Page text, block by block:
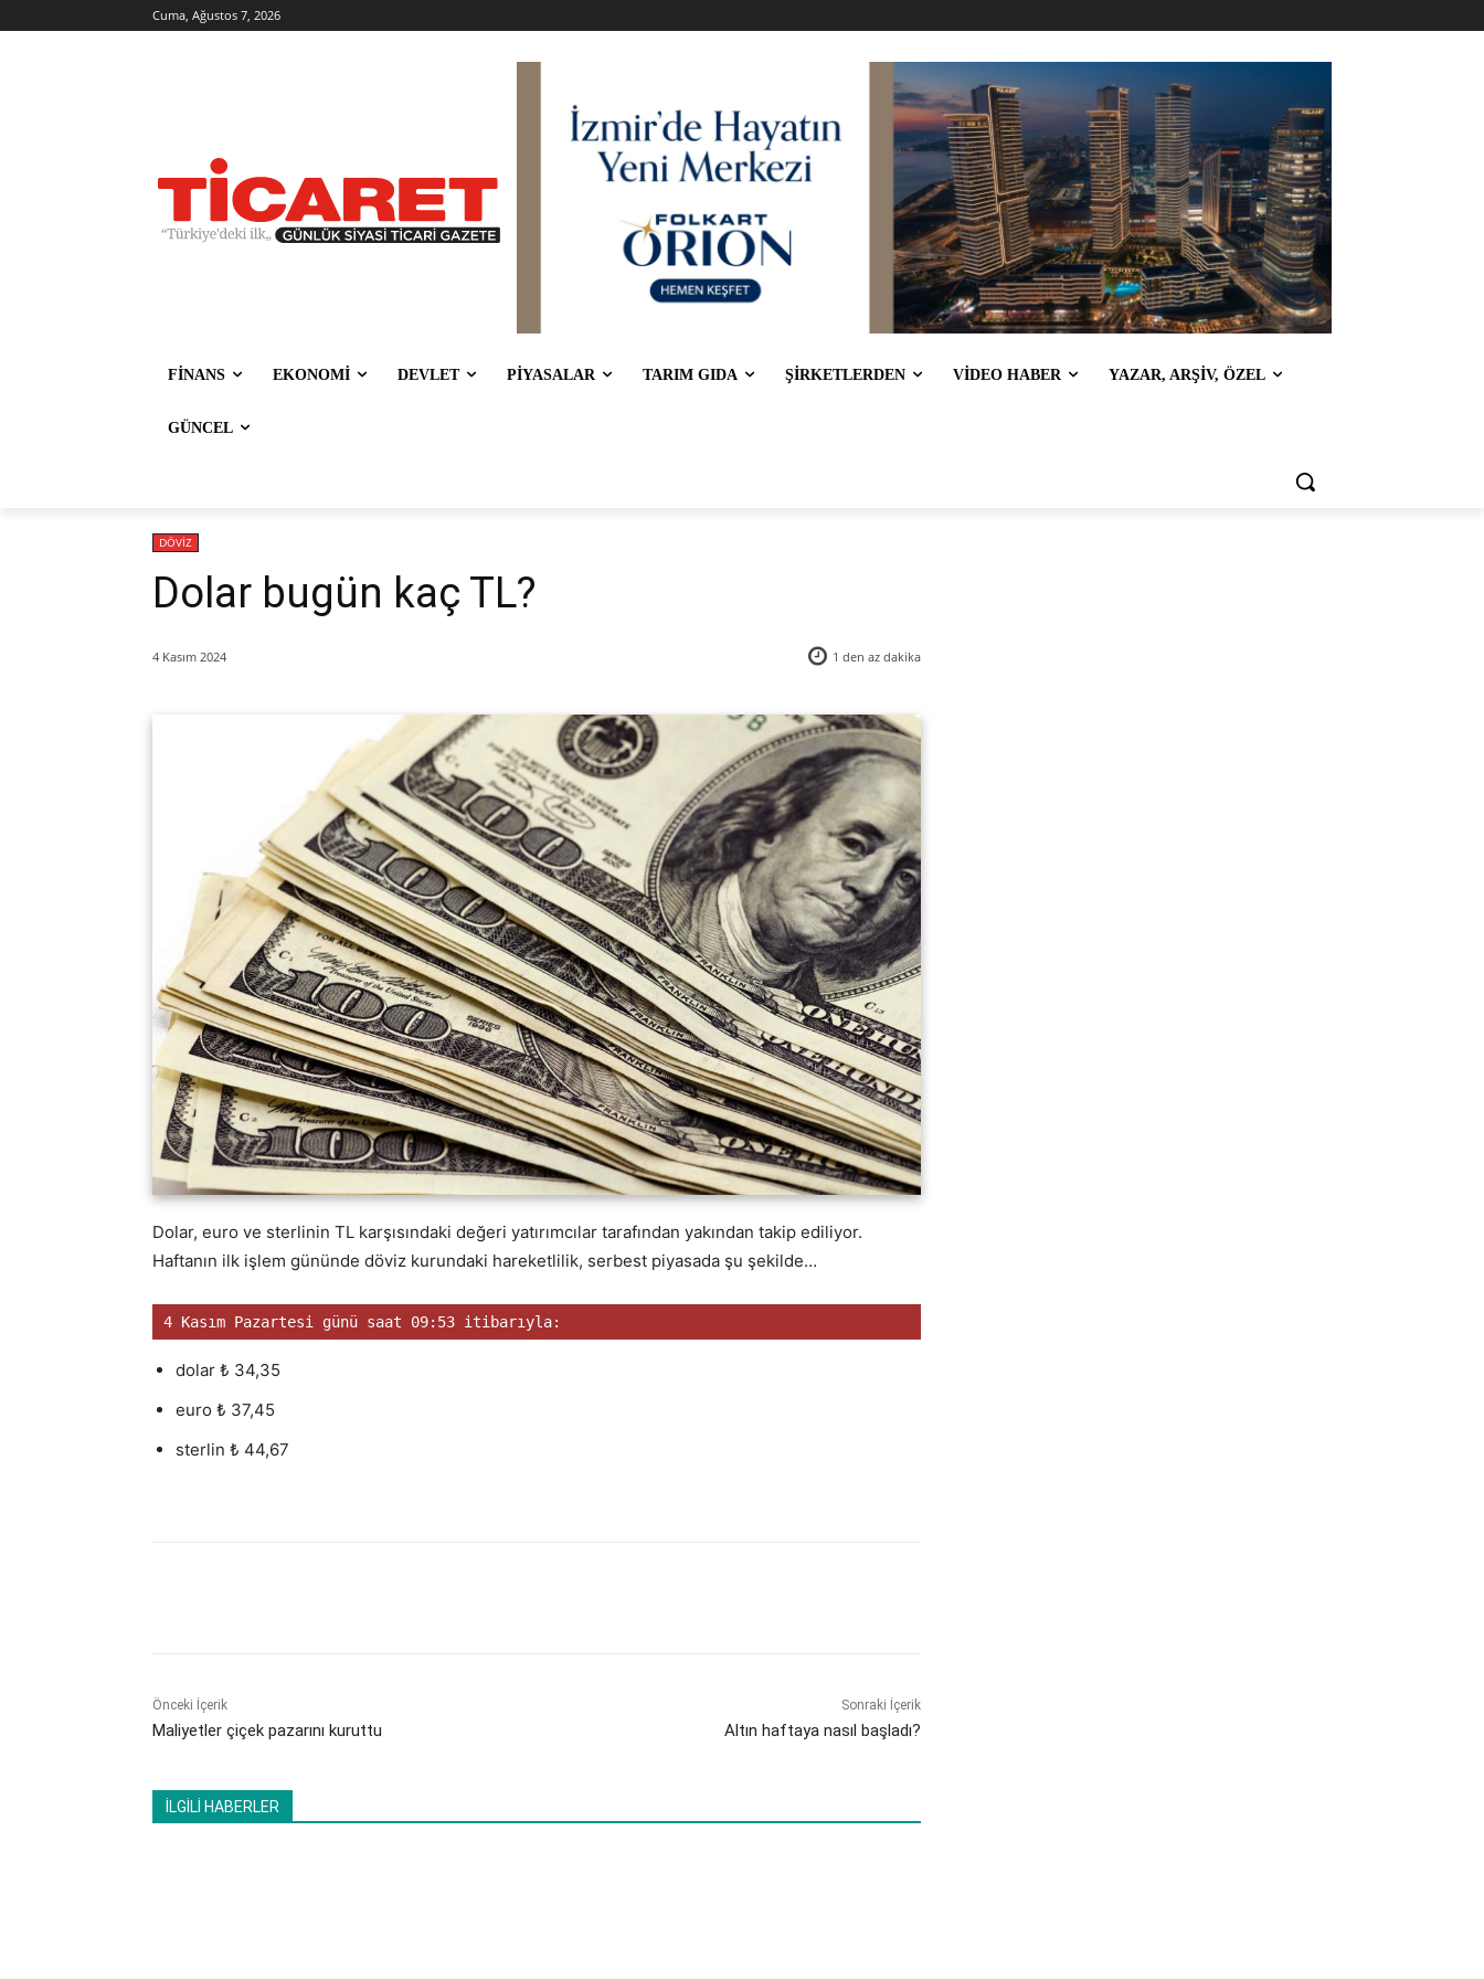
Cuma, Ağustos 7, 2026
FİNANS EKONOMİ DEVLET PİYASALAR TARIM GIDA ŞİRKETLERDEN VİDEO HABER YAZAR, ARŞİV, ÖZEL
GÜNCEL
DÖVİZ
Dolar bugün kaç TL?
4 Kasım 2024 1 den az dakika
Dolar, euro ve sterlinin TL karşısındaki değeri yatırımcılar tarafından yakından takip ediliyor.
Haftanın ilk işlem gününde döviz kurundaki hareketlilik, serbest piyasada şu şekilde…
4 Kasım Pazartesi günü saat 09:53 itibarıyla:
dolar ₺ 34,35
euro ₺ 37,45
sterlin ₺ 44,67
Önceki İçerik
Maliyetler çiçek pazarını kuruttu
Sonraki İçerik
Altın haftaya nasıl başladı?
İLGİLİ HABERLER